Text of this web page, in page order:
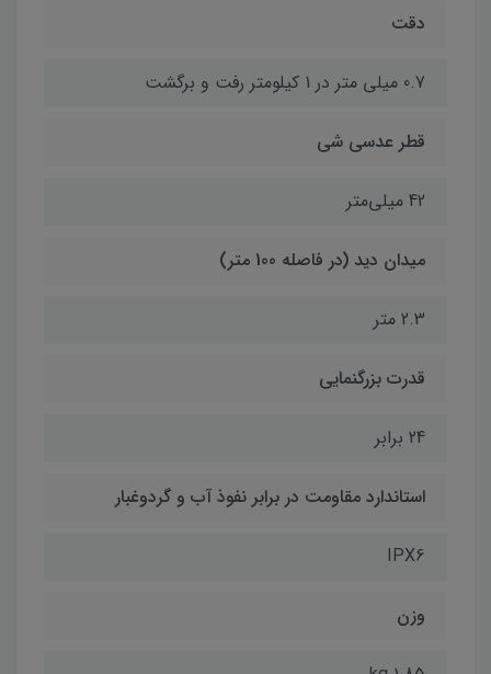
دقت
0.7 میلی متر در 1 کیلومتر رفت و برگشت
قطر عدسی شی
42 میلی‌متر
میدان دید (در فاصله 100 متر)
2.3 متر
قدرت بزرگنمایی
24 برابر
استاندارد مقاومت در برابر نفوذ آب و گردوغبار
IPX6
وزن